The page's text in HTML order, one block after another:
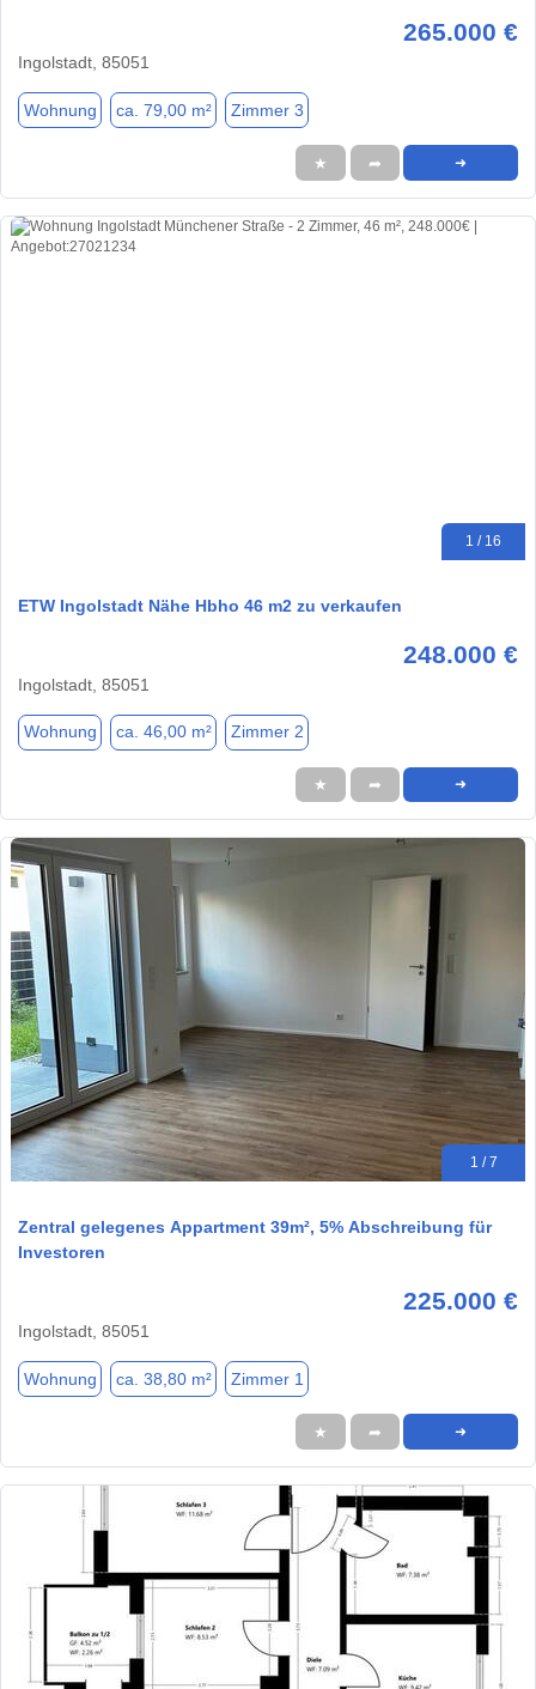
265.000 €
Ingolstadt, 85051
Wohnung ca. 79,00 m² Zimmer 3
★ ➦ ➜
1 / 16
ETW Ingolstadt Nähe Hbho 46 m2 zu verkaufen
248.000 €
Ingolstadt, 85051
Wohnung ca. 46,00 m² Zimmer 2
★ ➦ ➜
1 / 7
Zentral gelegenes Appartment 39m², 5% Abschreibung für
Investoren
225.000 €
Ingolstadt, 85051
Wohnung ca. 38,80 m² Zimmer 1
★ ➦ ➜